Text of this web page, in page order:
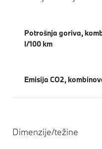
Potrošnja goriva,
l/100 km
Emisija CO2,
Dimenzije/težine